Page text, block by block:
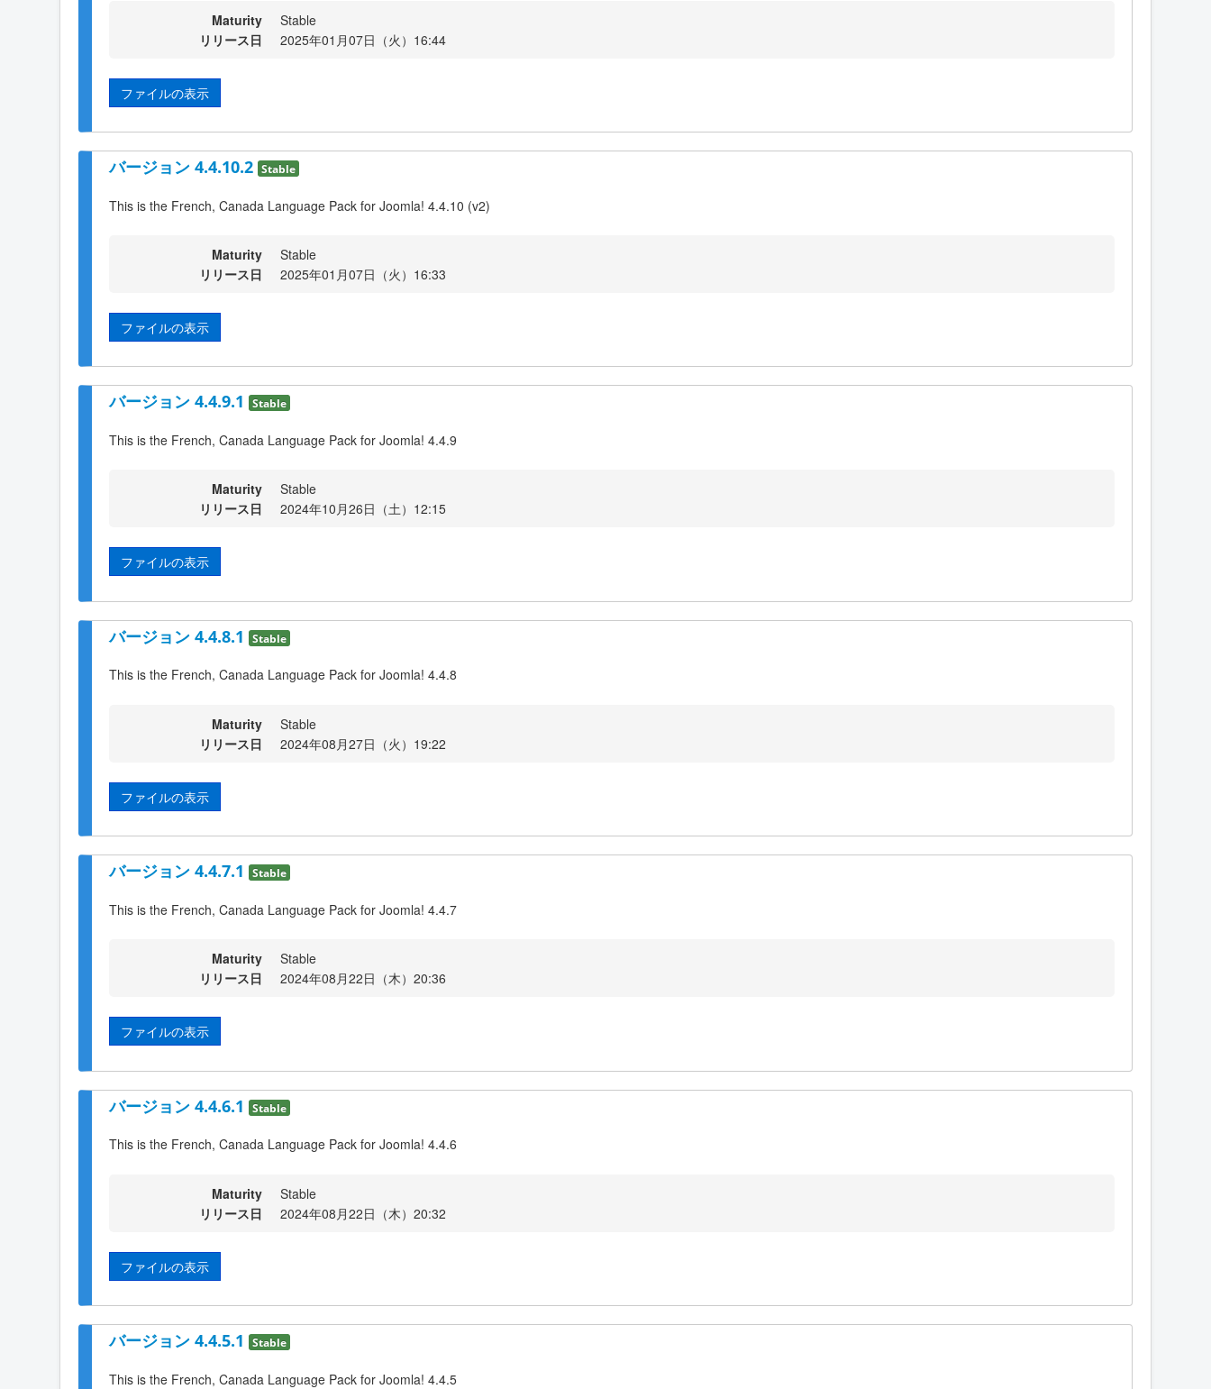
Maturity
Stable
リリース日
2025年01月07日（火）16:44
ファイルの表示
バージョン 4.4.10.2 Stable
This is the French, Canada Language Pack for Joomla! 4.4.10 (v2)
Maturity
Stable
リリース日
2025年01月07日（火）16:33
ファイルの表示
バージョン 4.4.9.1 Stable
This is the French, Canada Language Pack for Joomla! 4.4.9
Maturity
Stable
リリース日
2024年10月26日（土）12:15
ファイルの表示
バージョン 4.4.8.1 Stable
This is the French, Canada Language Pack for Joomla! 4.4.8
Maturity
Stable
リリース日
2024年08月27日（火）19:22
ファイルの表示
バージョン 4.4.7.1 Stable
This is the French, Canada Language Pack for Joomla! 4.4.7
Maturity
Stable
リリース日
2024年08月22日（木）20:36
ファイルの表示
バージョン 4.4.6.1 Stable
This is the French, Canada Language Pack for Joomla! 4.4.6
Maturity
Stable
リリース日
2024年08月22日（木）20:32
ファイルの表示
バージョン 4.4.5.1 Stable
This is the French, Canada Language Pack for Joomla! 4.4.5